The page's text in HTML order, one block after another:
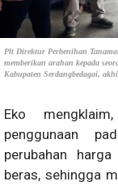
Plt Direktur Perbenihan
memberikan arahan kepada
Kabupaten Serdangbedagai,
Eko
penggunaan
perubahan
beras, sehingga